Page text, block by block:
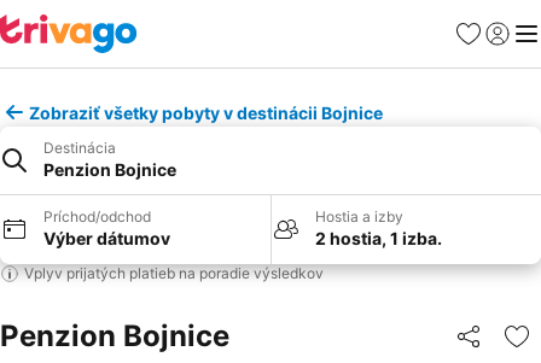
Obľúbené
Zobraziť všetky pobyty v destinácii Bojnice
Destinácia
Penzion Bojnice
Príchod/odchod
Výber dátumov
Hostia a izby
2 hostia, 1 izba.
Vplyv prijatých platieb na poradie výsledkov
Penzion Bojnice Zdieľať